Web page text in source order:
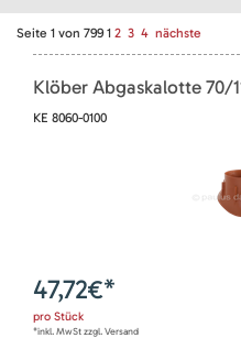
Seite 1 von 799 1 2 3 4 nächste
Klöber Abgaskalotte 70/
KE 8060-0100
47,72€*
pro Stück
*inkl. MwSt zzgl. Versand